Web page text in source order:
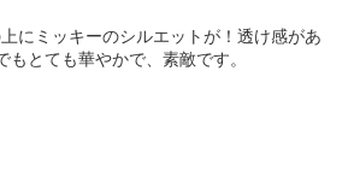
にミッキーのシルエットが！透け感があ
もとても華やかで、素敵です。